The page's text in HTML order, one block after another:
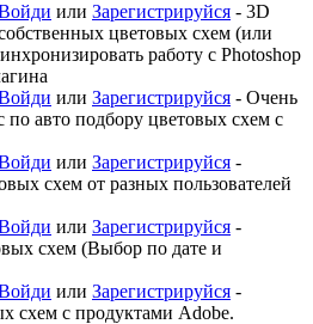
или Зарегистрируйся - 3D
цветовых схем (или
работу с Photoshop
или Зарегистрируйся - Очень
по авто подбору цветовых схем с
или Зарегистрируйся -
схем от разных пользователей
или Зарегистрируйся -
схем (Выбор по дате и
или Зарегистрируйся -
схем с продуктами Adobe.